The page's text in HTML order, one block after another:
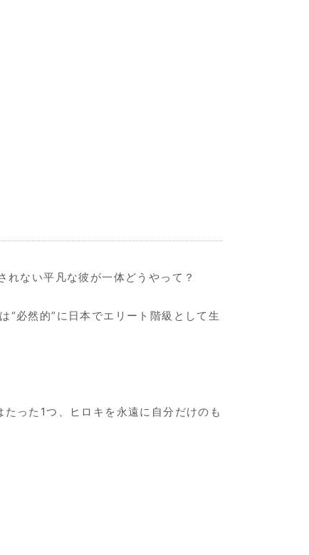
ない平凡な彼が一体どうやって？
“必然的”に日本でエリート階級として生
った1つ、ヒロキを永遠に自分だけのも